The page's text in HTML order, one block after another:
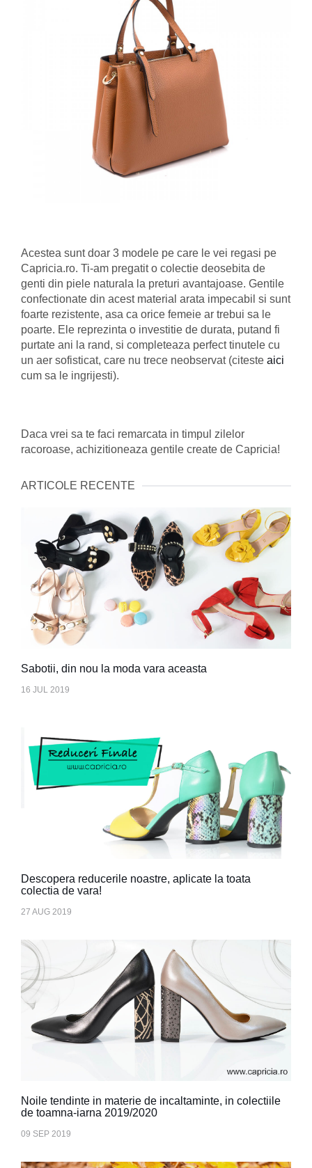
Acestea sunt doar 3 modele pe care le vei regasi pe
Capricia.ro. Ti-am pregatit o colectie deosebita de
genti din piele naturala la preturi avantajoase. Gentile
confectionate din acest material arata impecabil si sunt
foarte rezistente, asa ca orice femeie ar trebui sa le
poarte. Ele reprezinta o investitie de durata, putand fi
purtate ani la rand, si completeaza perfect tinutele cu
un aer sofisticat, care nu trece neobservat (citeste aici
cum sa le ingrijesti).
Daca vrei sa te faci remarcata in timpul zilelor
racoroase, achizitioneaza gentile create de Capricia!
ARTICOLE RECENTE
Sabotii, din nou la moda vara aceasta
16 JUL 2019
Descopera reducerile noastre, aplicate la toata
colectia de vara!
27 AUG 2019
Noile tendinte in materie de incaltaminte, in colectiile
de toamna-iarna 2019/2020
09 SEP 2019